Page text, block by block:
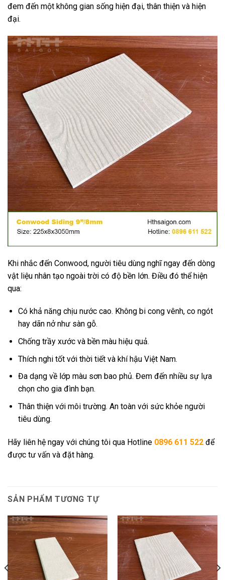
đem đến một không gian sống hiện đại, thân thiện và hiện
đại.
Khi nhắc đến Conwood, người tiêu dùng nghĩ ngay đến dòng
vật liệu nhân tạo ngoài trời có độ bền lớn. Điều đó thể hiện
qua:
Có khả năng chịu nước cao. Không bi cong vênh, co ngót
hay dãn nở như sàn gỗ.
Chống trầy xước và bền màu hiệu quả.
Thích nghi tốt với thời tiết và khí hậu Việt Nam.
Đa dạng về lớp màu sơn bao phủ. Đem đến nhiều sự lựa
chọn cho gia đình bạn.
Thân thiện với môi trường. An toàn với sức khỏe người
tiêu dùng.
Hãy liên hệ ngay với chúng tôi qua Hotline 0896 611 522 để
được tư vấn và đặt hàng.
SẢN PHẨM TƯƠNG TỰ